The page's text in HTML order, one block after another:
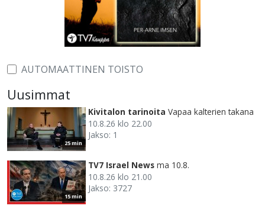
AUTOMAATTINEN TOISTO
Uusimmat
25 min
Kivitalon tarinoita Vapaa kalterien takana
10.8.26 klo 22.00
Jakso: 1
15 min
TV7 Israel News ma 10.8.
10.8.26 klo 21.00
Jakso: 3727